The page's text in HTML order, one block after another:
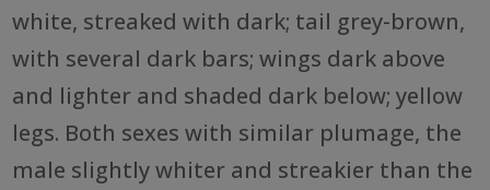
white, streaked with dark; tail grey-brown,
with several dark bars; wings dark above
and lighter and shaded dark below; yellow
legs. Both sexes with similar plumage, the
male slightly whiter and streakier than the